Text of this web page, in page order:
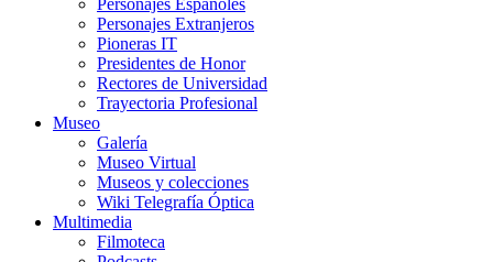
Personajes Españoles
Personajes Extranjeros
Pioneras IT
Presidentes de Honor
Rectores de Universidad
Trayectoria Profesional
Museo
Galería
Museo Virtual
Museos y colecciones
Wiki Telegrafía Óptica
Multimedia
Filmoteca